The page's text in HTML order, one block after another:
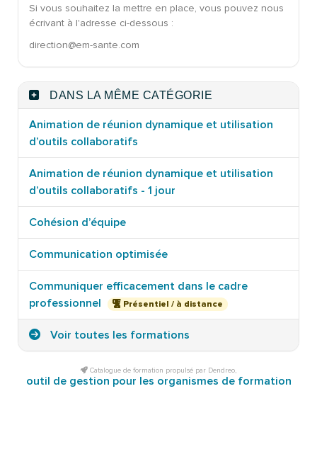
Si vous souhaitez la mettre en place, vous pouvez nous
écrivant à l'adresse ci-dessous :
direction@em-sante.com
DANS LA MÊME CATÉGORIE
Animation de réunion dynamique et utilisation
d’outils collaboratifs
Animation de réunion dynamique et utilisation
d’outils collaboratifs - 1 jour
Cohésion d’équipe
Communication optimisée
Communiquer efficacement dans le cadre
professionnel
Présentiel / à distance
Voir toutes les formations
Catalogue de formation propulsé par Dendreo,
outil de gestion pour les organismes de formation